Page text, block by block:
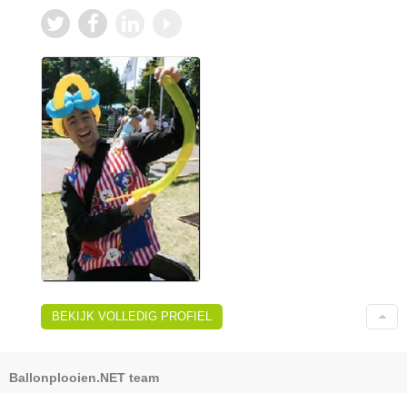
BEKIJK VOLLEDIG PROFIEL
Ballonplooien.NET team